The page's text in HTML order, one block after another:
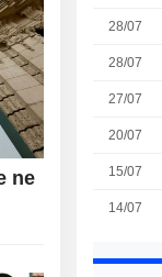
28/07
28/07
27/07
20/07
15/07
14/07
ne